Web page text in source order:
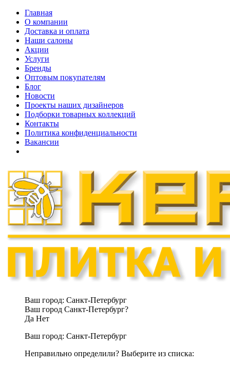
Главная
О компании
Доставка и оплата
Наши cалоны
Акции
Услуги
Бренды
Оптовым покупателям
Блог
Новости
Проекты наших дизайнеров
Подборки товарных коллекций
Контакты
Политика конфиденциальности
Вакансии
Ваш город: Санкт-Петербург
Ваш город Санкт-Петербург?
Да Нет
Ваш город: Санкт-Петербург
Неправильно определили? Выберите из списка: